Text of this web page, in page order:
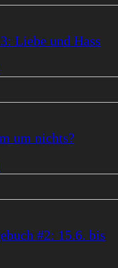
Liebe und Hass
um nichts?
#2: 15.6. bis